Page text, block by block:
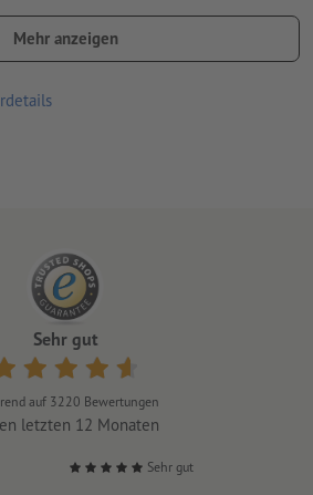
einzeln abtrennbar
und die Weitergabe der Bänder
Mehr anzeigen
Sehr gut
auf 3220 Bewertungen
letzten 12 Monaten
Sehr gut